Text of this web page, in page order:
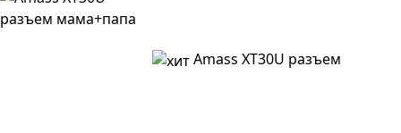
Amass XT30U разъем